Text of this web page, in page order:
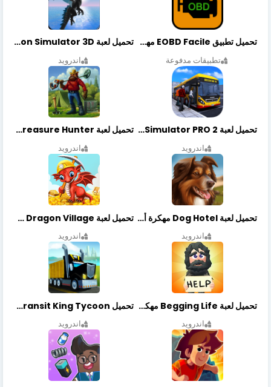
تحميل تطبيق EOBD Facile مهكر أخر إصدار
تطبيقات مدفوعة
تحميل لعبة Dragon Simulator 3D مهكرة أخر إصدار
اندرويد
تحميل لعبة Bus Simulator PRO 2 مهكرة أخر إصدار
اندرويد
تحميل لعبة Treasure Hunter مهكرة أخر إصدار
اندرويد
تحميل لعبة Dog Hotel مهكرة أخر إصدار
اندرويد
تحميل لعبة Dragon Village مهكرة أخر إصدار
اندرويد
تحميل لعبة Begging Life مهكرة أخر إصدار
اندرويد
تحميل Transit King Tycoon مهكرة أخر إصدار
اندرويد